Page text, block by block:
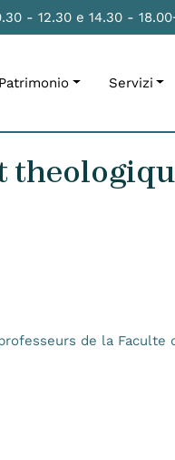
- 12.30 e 14.30 - 18.00
Patrimonio Servizi
de la Faculte